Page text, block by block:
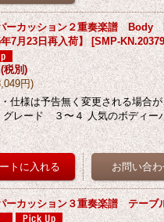
ーカッション２重奏楽譜
7月23日再入荷】 [SMP-
(税別)
円)
仕様は予告無く変更される場合
グレード ３〜４ 人気のボディー
ーカッション３重奏楽譜 テー